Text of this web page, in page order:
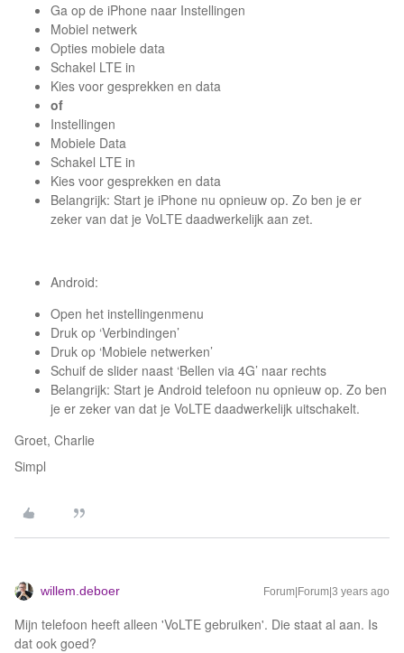
Ga op de iPhone naar Instellingen
Mobiel netwerk
Opties mobiele data
Schakel LTE in
Kies voor gesprekken en data
of
Instellingen
Mobiele Data
Schakel LTE in
Kies voor gesprekken en data
Belangrijk: Start je iPhone nu opnieuw op. Zo ben je er
zeker van dat je VoLTE daadwerkelijk aan zet.
Android:
Open het instellingenmenu
Druk op ‘Verbindingen’
Druk op ‘Mobiele netwerken’
Schuif de slider naast ‘Bellen via 4G’ naar rechts
Belangrijk: Start je Android telefoon nu opnieuw op. Zo ben
je er zeker van dat je VoLTE daadwerkelijk uitschakelt.
Groet, Charlie
Simpl
willem.deboer Forum|Forum|3 years ago
Mijn telefoon heeft alleen 'VoLTE gebruiken'. Die staat al aan. Is
dat ook goed?